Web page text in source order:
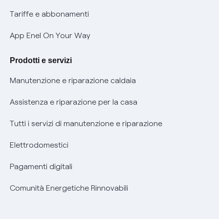
Phishing e truffe online
Verifica chi ti ha chiamato
Agevolazione utenti con disabilità per offerte Fibra
Informativa RAEE
Tariffe e abbonamenti
App Enel On Your Way
Prodotti e servizi
Manutenzione e riparazione caldaia
Assistenza e riparazione per la casa
Tutti i servizi di manutenzione e riparazione
Elettrodomestici
Pagamenti digitali
Comunità Energetiche Rinnovabili